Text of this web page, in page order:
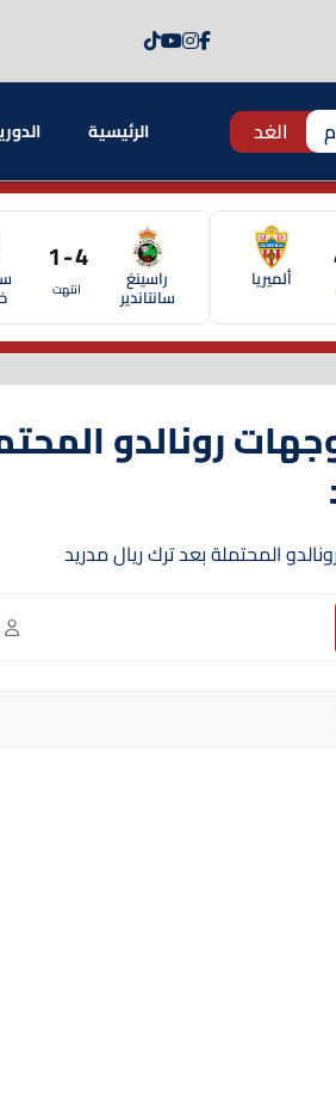
الغد الرئيسية
ألميريا راسينغ
سانتاندير
4 - 1
انتهت
رونالدو